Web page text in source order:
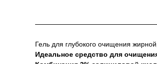
Гель для глубокого очищения
Идеальное средство для